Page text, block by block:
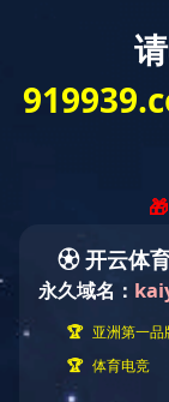
米兰milan（中国）